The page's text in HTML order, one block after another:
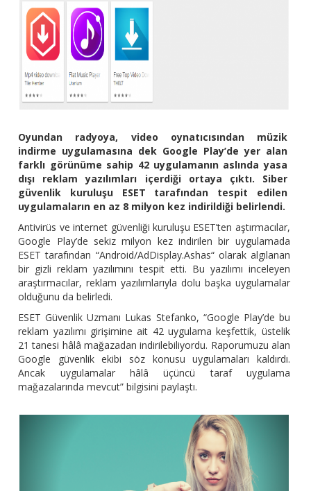
Oyundan radyoya, video oynatıcısından müzik
indirme uygulamasına dek Google Play’de yer alan
farklı görünüme sahip 42 uygulamanın aslında yasa
dışı reklam yazılımları içerdiği ortaya çıktı. Siber
güvenlik kuruluşu ESET tarafından tespit edilen
uygulamaların en az 8 milyon kez indirildiği belirlendi.
Antivirüs ve internet güvenliği kuruluşu ESET’ten aştırmacılar,
Google Play’de sekiz milyon kez indirilen bir uygulamada
ESET tarafından “Android/AdDisplay.Ashas“ olarak algılanan
bir gizli reklam yazılımını tespit etti. Bu yazılımı inceleyen
araştırmacılar, reklam yazılımlarıyla dolu başka uygulamalar
olduğunu da belirledi.
ESET Güvenlik Uzmanı Lukas Stefanko, “Google Play’de bu
reklam yazılımı girişimine ait 42 uygulama keşfettik, üstelik
21 tanesi hâlâ mağazadan indirilebiliyordu. Raporumuzu alan
Google güvenlik ekibi söz konusu uygulamaları kaldırdı.
Ancak uygulamalar hâlâ üçüncü taraf uygulama
mağazalarında mevcut” bilgisini paylaştı.